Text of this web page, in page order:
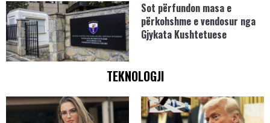
Sot përfundon masa e
përkohshme e vendosur nga
Gjykata Kushtetuese
TEKNOLOGJI